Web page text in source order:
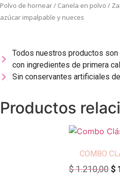
Polvo de hornear / Canela en polvo /
azúcar impalpable y nueces
Todos nuestros productos
con ingredientes de primera
Sin conservantes artificiales
Productos
COMBO
$1.210,00 $